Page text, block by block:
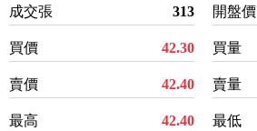
成交張 313
買價 42.30
賣價 42.40
最高 42.40
開盤價
買量
賣量
最低